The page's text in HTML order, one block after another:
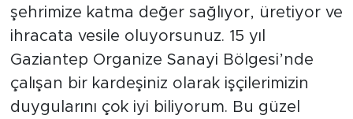
şehrimize katma değer sağlıyor, üretiyor ve
ihracata vesile oluyorsunuz. 15 yıl
Gaziantep Organize Sanayi Bölgesi’nde
çalışan bir kardeşiniz olarak işçilerimizin
duygularını çok iyi biliyorum. Bu güzel